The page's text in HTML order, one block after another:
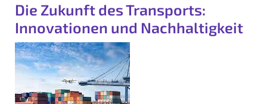
Die Zukunft des Transports:
Innovationen und Nachhaltigkeit